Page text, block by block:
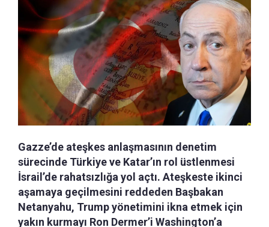
Gazze’de ateşkes anlaşmasının denetim
sürecinde Türkiye ve Katar’ın rol üstlenmesi
İsrail’de rahatsızlığa yol açtı. Ateşkeste ikinci
aşamaya geçilmesini reddeden Başbakan
Netanyahu, Trump yönetimini ikna etmek için
yakın kurmayı Ron Dermer’i Washington’a